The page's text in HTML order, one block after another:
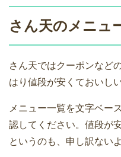
さん天のメニュ
さん天ではクーポンなど
はり値段が安くておいし
メニュー一覧を文字ベー
認してください。値段が
というのも、申し訳ない